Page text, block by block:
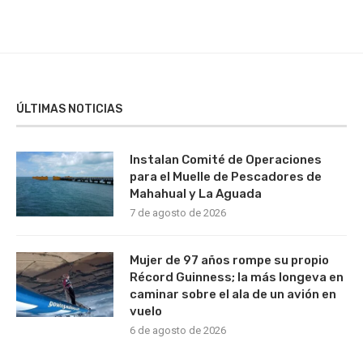
ÚLTIMAS NOTICIAS
Instalan Comité de Operaciones
para el Muelle de Pescadores de
Mahahual y La Aguada
7 de agosto de 2026
Mujer de 97 años rompe su propio
Récord Guinness; la más longeva en
caminar sobre el ala de un avión en
vuelo
6 de agosto de 2026